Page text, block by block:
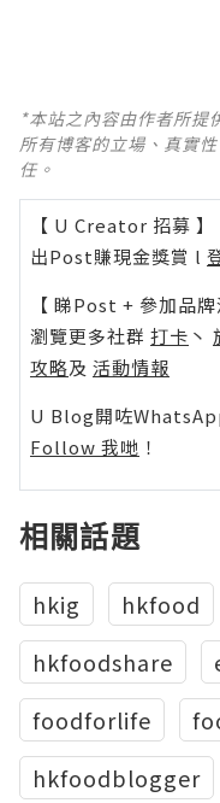
*本站之內容由作者所提
所有博客的立場、真實
任。
【 U Creator 招募 】
出Post賺現金獎賞 l
【 睇Post + 參加品牌
瀏覽更多社群 打卡 丶
攻略及 活動情報
U Blog開咗
Follow 我哋 ！
相關話題
hkig hkfood
hkfoodshare
foodforlife
hkfoodblogger